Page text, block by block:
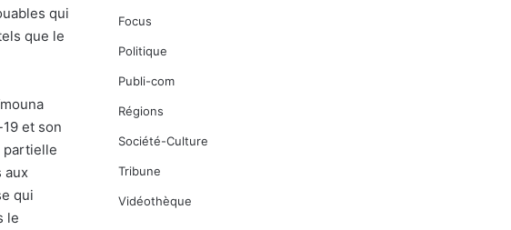
qui
que le
et son
partielle
aux
qui
le
Focus
Politique
Publi-com
Régions
Société-Culture
Tribune
Vidéothèque